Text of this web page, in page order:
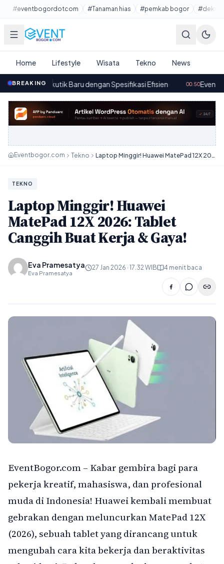
Lewati ke konten utama
#eventbogordotcom #Tanaman hias #pemkab bogor
Home Lifestyle Wisata Tekno News
BREAKING
Baru dengan Spesifikasi Efisien· 00.50Eventbogor.com –
Eventbogor.com Tekno Laptop Minggir! Huawei MatePad 12X 2026: Tablet Canggih Buat Kerja & Gaya!
TEKNO
Laptop Minggir! Huawei
MatePad 12X 2026: Tablet
Canggih Buat Kerja & Gaya!
Eva Pramesatya
Eva Pramesatya
27 Jan 2026 · 17.32 WIB 4 menit baca
EventBogor.com – Kabar gembira bagi para
pekerja kreatif, mahasiswa, dan profesional
muda di Indonesia! Huawei kembali membuat
gebrakan dengan meluncurkan MatePad 12X
(2026), sebuah tablet yang dirancang untuk
mengubah cara kita bekerja dan beraktivitas